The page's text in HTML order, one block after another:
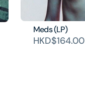
Meds (LP)
HKD$164.00